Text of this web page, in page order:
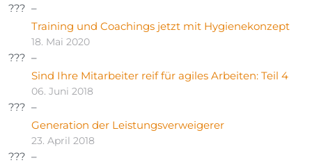
Training und Coachings jetzt mit Hygienekonzept
18. Mai 2020
Sind Ihre Mitarbeiter reif für agiles Arbeiten: Teil 4
06. Juni 2018
Generation der Leistungsverweigerer
23. April 2018